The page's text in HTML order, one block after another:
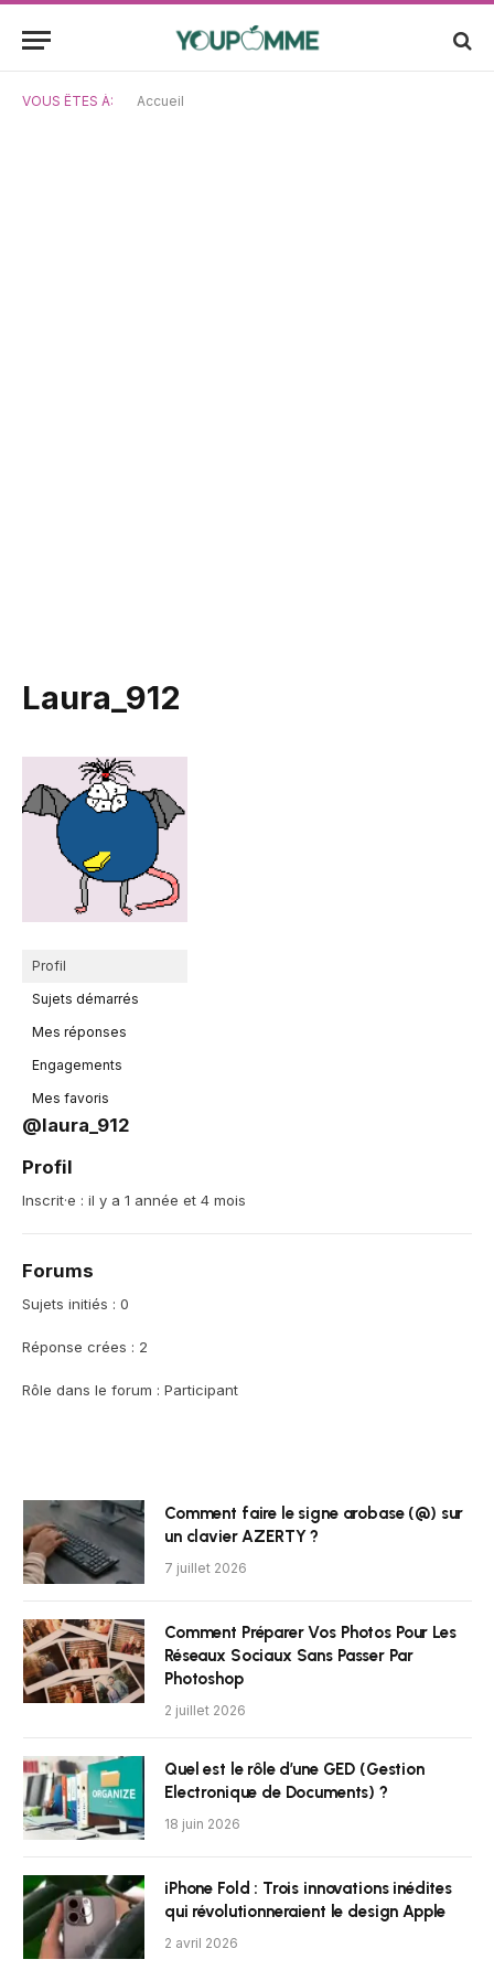
VOUS ÊTES À: Accueil
Laura_912
Profil
Sujets démarrés
Mes réponses
Engagements
Mes favoris
@laura_912
Profil
Inscrit·e : il y a 1 année et 4 mois
Forums
Sujets initiés : 0
Réponse crées : 2
Rôle dans le forum : Participant
Comment faire le signe arobase (@) sur
un clavier AZERTY ?
7 juillet 2026
Comment Préparer Vos Photos Pour Les
Réseaux Sociaux Sans Passer Par
Photoshop
2 juillet 2026
Quel est le rôle d’une GED (Gestion
Electronique de Documents) ?
18 juin 2026
iPhone Fold : Trois innovations inédites
qui révolutionneraient le design Apple
2 avril 2026